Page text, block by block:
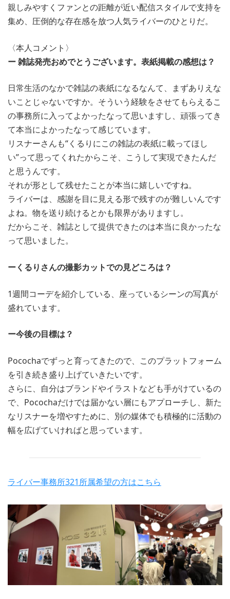
親しみやすくファンとの距離が近い配信スタイルで支持を
集め、圧倒的な存在感を放つ人気ライバーのひとりだ。
〈本人コメント〉
ー 雑誌発売おめでとうございます。表紙掲載の感想は？
日常生活のなかで雑誌の表紙になるなんて、まずありえな
いことじゃないですか。そういう経験をさせてもらえるこ
の事務所に入ってよかったなって思いますし、頑張ってき
て本当によかったなって感じています。
リスナーさんも“くるりにこの雑誌の表紙に載ってほし
い”って思ってくれたからこそ、こうして実現できたんだ
と思うんです。
それが形として残せたことが本当に嬉しいですね。
ライバーは、感謝を目に見える形で残すのが難しいんです
よね。物を送り続けるとかも限界がありますし。
だからこそ、雑誌として提供できたのは本当に良かったな
って思いました。
ーくるりさんの撮影カットでの見どころは？
1週間コーデを紹介している、座っているシーンの写真が
盛れています。
ー今後の目標は？
Pocochaでずっと育ってきたので、このプラットフォーム
を引き続き盛り上げていきたいです。
さらに、自分はブランドやイラストなども手がけているの
で、Pocochaだけでは届かない層にもアプローチし、新た
なリスナーを増やすために、別の媒体でも積極的に活動の
幅を広げていければと思っています。
ライバー事務所321所属希望の方はこちら